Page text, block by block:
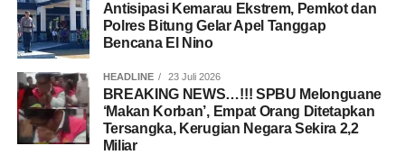
Antisipasi Kemarau Ekstrem, Pemkot dan
Polres Bitung Gelar Apel Tanggap
Bencana El Nino
HEADLINE 23 Juli 2026
BREAKING NEWS…!!! SPBU Melonguane
‘Makan Korban’, Empat Orang Ditetapkan
Tersangka, Kerugian Negara Sekira 2,2
Miliar